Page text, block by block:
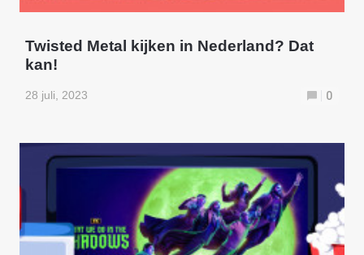
Twisted Metal kijken in Nederland? Dat
kan!
28 juli, 2023 0